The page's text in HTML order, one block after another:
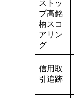
ストッ
プ高銘
柄スコ
アリン
グ
信用取
引追跡